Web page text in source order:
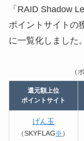
「RAID Shadow
ポイントサイトの
に一覧化しました。
（
還元額上位
ポイントサイト
げん玉
（SKYFLAG ※ ）